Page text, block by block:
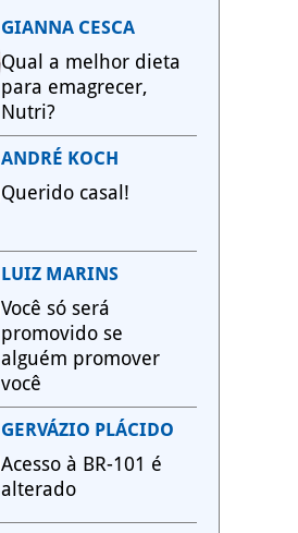
GIANNA CESCA
Qual a melhor dieta
para emagrecer,
Nutri?
ANDRÉ KOCH
Querido casal!
LUIZ MARINS
Você só será
promovido se
alguém promover
você
GERVÁZIO PLÁCIDO
Acesso à BR-101 é
alterado